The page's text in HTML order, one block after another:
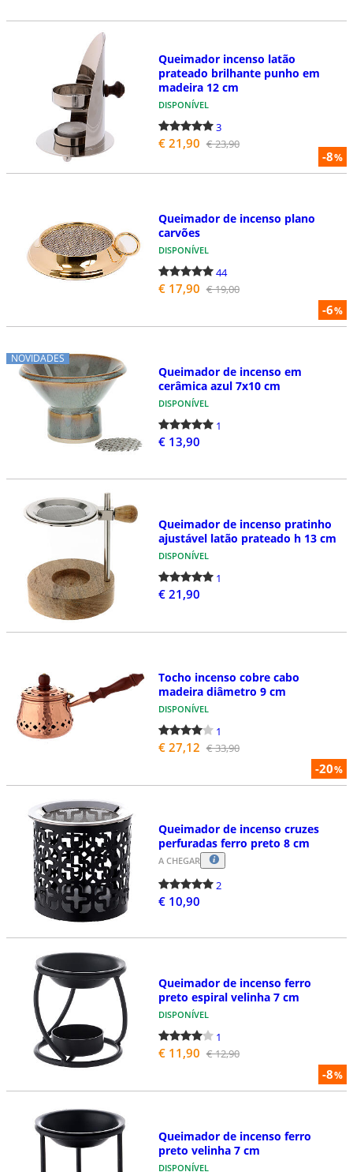
-8%
Queimador incenso latão
prateado brilhante punho em
madeira 12 cm
DISPONÍVEL
3
€ 21,90 € 23,90
-6%
Queimador de incenso plano
carvões
DISPONÍVEL
44
€ 17,90 € 19,00
NOVIDADES
Queimador de incenso em
cerâmica azul 7x10 cm
DISPONÍVEL
1
€ 13,90
Queimador de incenso pratinho
ajustável latão prateado h 13 cm
DISPONÍVEL
1
€ 21,90
-20%
Tocho incenso cobre cabo
madeira diâmetro 9 cm
DISPONÍVEL
1
€ 27,12 € 33,90
Queimador de incenso cruzes
perfuradas ferro preto 8 cm
A CHEGAR
2
€ 10,90
-8%
Queimador de incenso ferro
preto espiral velinha 7 cm
DISPONÍVEL
1
€ 11,90 € 12,90
Queimador de incenso ferro
preto velinha 7 cm
DISPONÍVEL